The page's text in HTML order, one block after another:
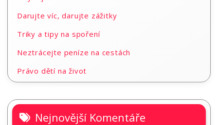
Darujte víc, darujte zážitky
Triky a tipy na spoření
Neztrácejte peníze na cestách
Právo dětí na život
Nejnovější Komentáře